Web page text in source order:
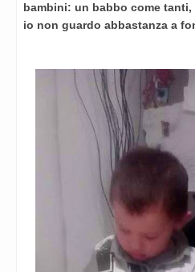
bambini: un babbo come
io non guardo abbastanza a